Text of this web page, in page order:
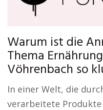
Warum ist die
Thema
Vöhrenbach so
In einer Welt, die
verarbeitete